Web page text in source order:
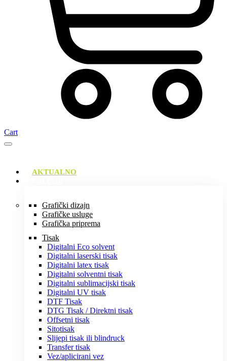
Cart
AKTUALNO
Grafički dizajn
Grafičke usluge
Grafička priprema
Tisak
Digitalni Eco solvent
Digitalni laserski tisak
Digitalni latex tisak
Digitalni solventni tisak
Digitalni sublimacijski tisak
Digitalni UV tisak
DTF Tisak
DTG Tisak / Direktni tisak
Offsetni tisak
Sitotisak
Slijepi tisak ili blindruck
Transfer tisak
Vez/aplicirani vez